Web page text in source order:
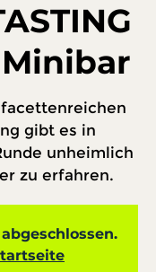
gibt es in
unheimlich
zu erfahren.